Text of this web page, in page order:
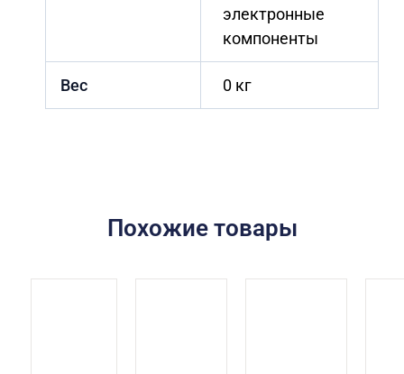
электронные
компоненты
Вес 0 кг
Похожие товары